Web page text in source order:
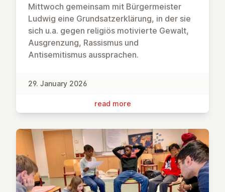
Mittwoch gemeinsam mit Bürgermeister
Ludwig eine Grundsatzerklärung, in der sie
sich u.a. gegen religiös motivierte Gewalt,
Ausgrenzung, Rassismus und
Antisemitismus aussprachen.
29. January 2026
read more